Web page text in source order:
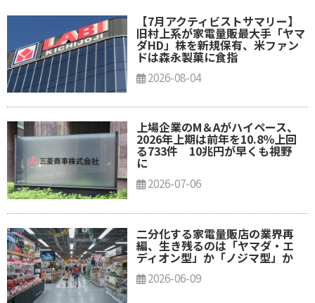
【7月アクティビストサマリー】
旧村上系が家電量販最大手「ヤマ
ダHD」株を新規保有、米ファン
ドは森永製菓に食指
2026-08-04
上場企業のM＆Aがハイペース、
2026年上期は前年を10.8％上回
る733件 10兆円が早くも視野
に
2026-07-06
二分化する家電量販店の業界再
編、生き残るのは「ヤマダ・エ
ディオン型」か「ノジマ型」か
2026-06-09